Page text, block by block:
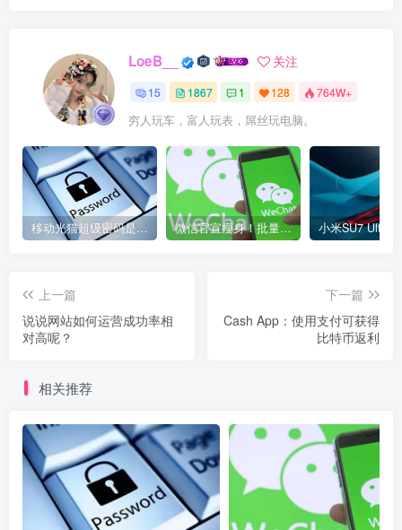
LoeB__ 关注
15 1867 1 128 764W+
穷人玩车，富人玩表，屌丝玩电脑。
移动光猫超级密码是多少？移动光猫超级管理员后台账号与密码 微信官宣瘦身！批量清理原图新功能来了 安卓、iOS均可使用
上一篇
说说网站如何运营成功率相
对高呢？
下一篇
Cash App：使用支付可获得
比特币返利
相关推荐